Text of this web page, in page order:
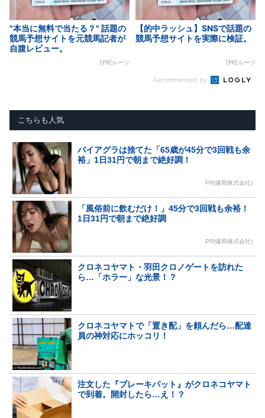
"本当に無料で当たる？" 話題の
競馬予想サイトを元競馬記者が
自腹レビュー。
[PR]ルーツ
【的中ラッシュ】SNSで話題の
競馬予想サイトを実際に検証。
[PR]ルーツ
Recommended by
こちらも人気
バイアグラは捨てた「65歳が45分で3回戦も余
裕」1日31円で朝まで絶好調！
PR(健商株式会社)
「風俗前に飲むだけ！」45分で3回戦も余裕！
1日31円で朝まで絶好調
PR(健商株式会社)
クロネコヤマト・羽田クロノゲートを訪れた
ら…「ホラー」な光景！？
クロネコヤマトで「置き配」を頼んだら…配達
員の神対応にホッコリ！
注文した『ブレーキパット』がクロネコヤマト
で到着。開封したら…え！？